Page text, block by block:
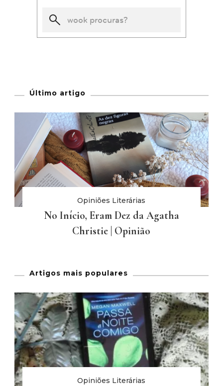
Último artigo
Opiniões Literárias
No Início, Eram Dez da Agatha
Christie | Opinião
Artigos mais populares
Opiniões Literárias